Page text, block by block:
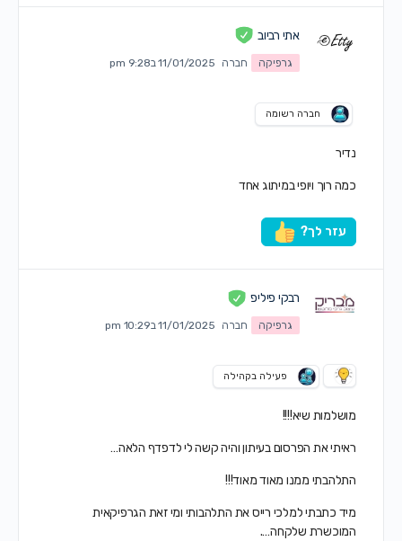
אתי רביוב
גרפיקה חברה 11/01/2025 ב9:28 pm
חברה רשומה
נדיר
כמה רוך ויופי במיתוג אחד
עזר לך?
רבקי פיליפ
גרפיקה חברה 11/01/2025 ב10:29 pm
פעילה בקהילה
מושלמות שיא!!!!
ראיתי את הפרסום בעיתון והיה קשה לי לדפדף הלאה…
התלהבתי ממנו מאוד מאוד!!!
מיד כתבתי למלכי רייס את התלהבותי ומי זאת הגרפיקאית
המוכשרת שלקחה….